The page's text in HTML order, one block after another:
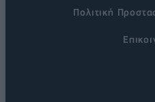
Πολιτική